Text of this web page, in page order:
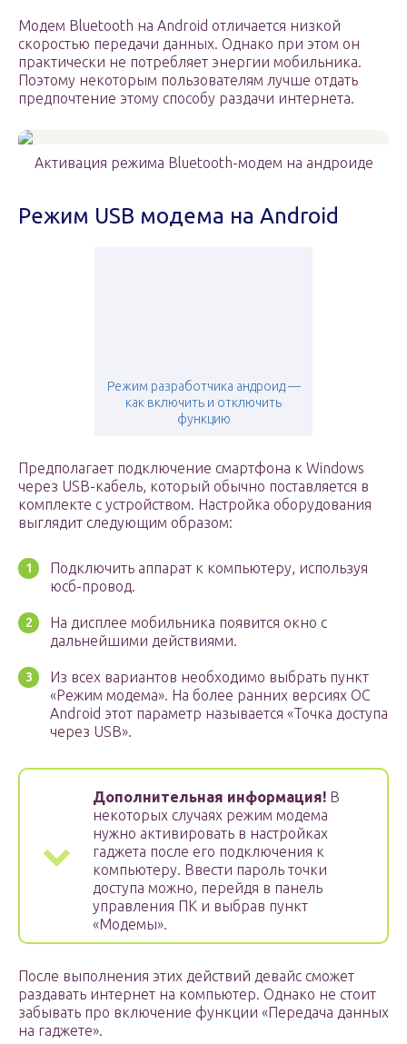
Модем Bluetooth на Android отличается низкой
скоростью передачи данных. Однако при этом он
практически не потребляет энергии мобильника.
Поэтому некоторым пользователям лучше отдать
предпочтение этому способу раздачи интернета.
Активация режима Bluetooth-модем на андроиде
Режим USB модема на Android
Режим разработчика андроид —
как включить и отключить
функцию
Предполагает подключение смартфона к Windows
через USB-кабель, который обычно поставляется в
комплекте с устройством. Настройка оборудования
выглядит следующим образом:
Подключить аппарат к компьютеру, используя
юсб-провод.
На дисплее мобильника появится окно с
дальнейшими действиями.
Из всех вариантов необходимо выбрать пункт
«Режим модема». На более ранних версиях OC
Android этот параметр называется «Точка доступа
через USB».
Дополнительная информация! В
некоторых случаях режим модема
нужно активировать в настройках
гаджета после его подключения к
компьютеру. Ввести пароль точки
доступа можно, перейдя в панель
управления ПК и выбрав пункт
«Модемы».
После выполнения этих действий девайс сможет
раздавать интернет на компьютер. Однако не стоит
забывать про включение функции «Передача данных
на гаджете».